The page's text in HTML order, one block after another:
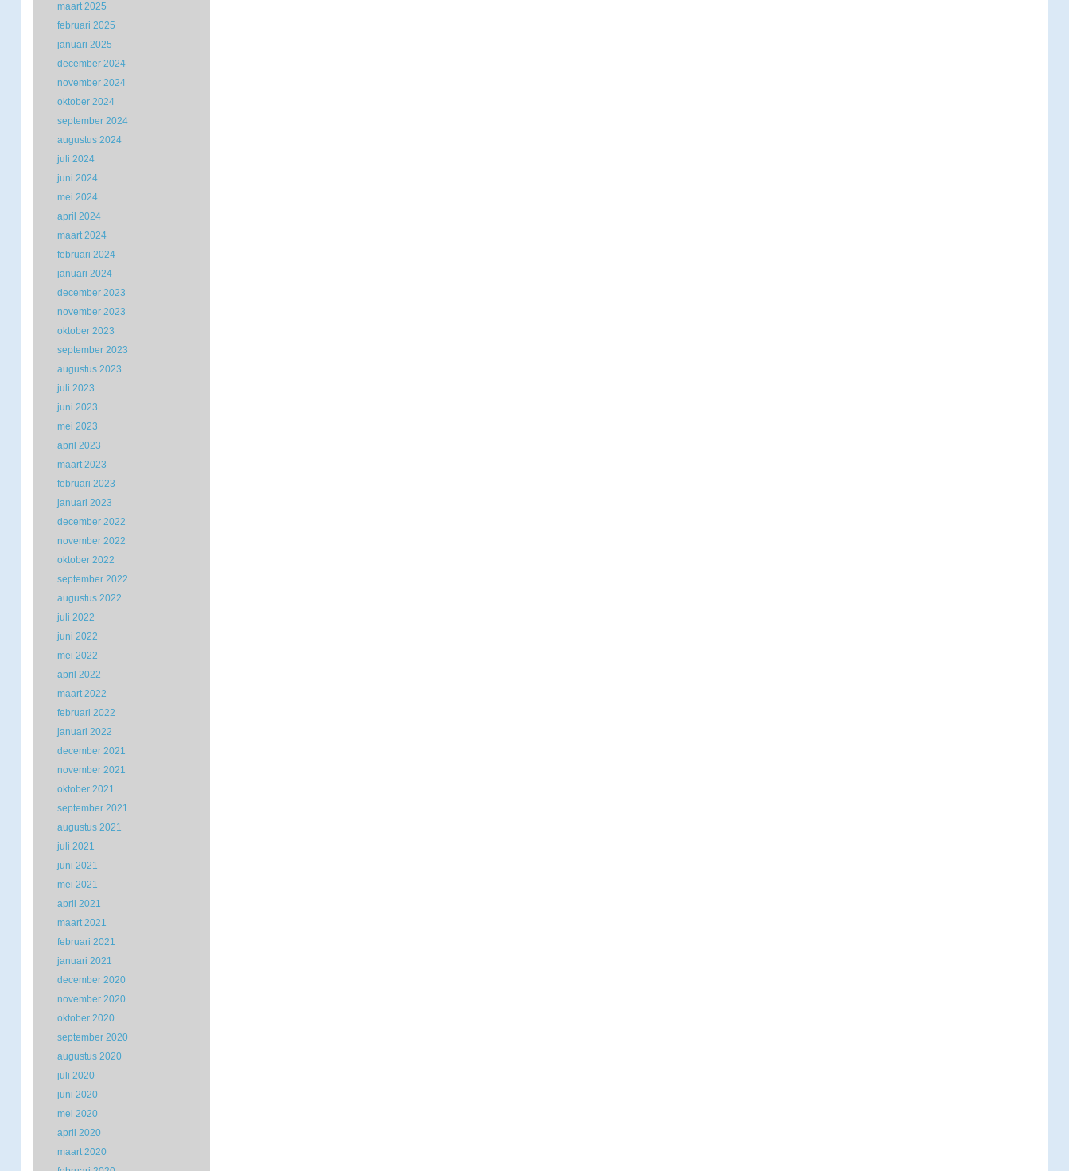
maart 2025
februari 2025
januari 2025
december 2024
november 2024
oktober 2024
september 2024
augustus 2024
juli 2024
juni 2024
mei 2024
april 2024
maart 2024
februari 2024
januari 2024
december 2023
november 2023
oktober 2023
september 2023
augustus 2023
juli 2023
juni 2023
mei 2023
april 2023
maart 2023
februari 2023
januari 2023
december 2022
november 2022
oktober 2022
september 2022
augustus 2022
juli 2022
juni 2022
mei 2022
april 2022
maart 2022
februari 2022
januari 2022
december 2021
november 2021
oktober 2021
september 2021
augustus 2021
juli 2021
juni 2021
mei 2021
april 2021
maart 2021
februari 2021
januari 2021
december 2020
november 2020
oktober 2020
september 2020
augustus 2020
juli 2020
juni 2020
mei 2020
april 2020
maart 2020